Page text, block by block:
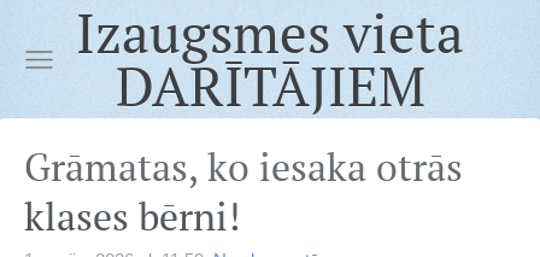
Izaugsmes vieta
DARĪTĀJIEM
Grāmatas, ko iesaka otrās
klases bērni!